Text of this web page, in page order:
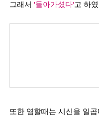
그래서 '돌아가셨다'고 하
또한 염할때는 시신을 일